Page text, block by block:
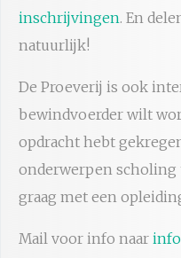
inschrijvingen. En
natuurlijk!
De Proeverij is ook
bewindvoerder wilt
opdracht hebt
onderwerpen scholing
graag met een
Mail voor info naar